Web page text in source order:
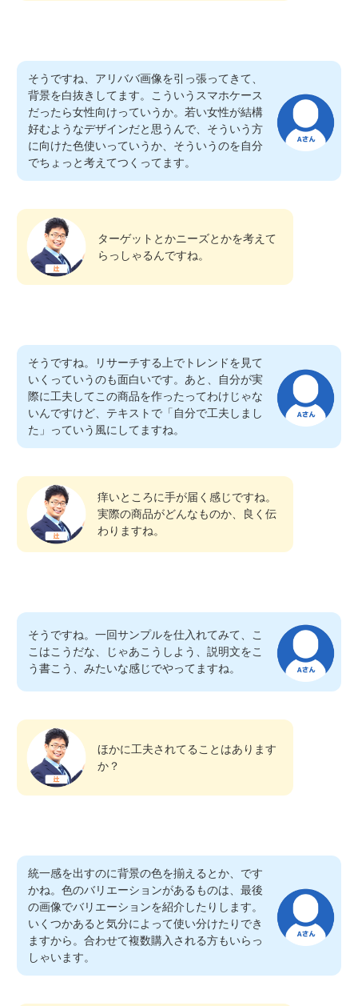
そうですね、アリババ画像を引っ張ってきて、
背景を白抜きしてます。こういうスマホケース
だったら女性向けっていうか。若い女性が結構
好むようなデザインだと思うんで、そういう方
に向けた色使いっていうか、そういうのを自分
でちょっと考えてつくってます。
ターゲットとかニーズとかを考えて
らっしゃるんですね。
そうですね。リサーチする上でトレンドを見て
いくっていうのも面白いです。あと、自分が実
際に工夫してこの商品を作ったってわけじゃな
いんですけど、テキストで「自分で工夫しまし
た」っていう風にしてますね。
痒いところに手が届く感じですね。
実際の商品がどんなものか、良く伝
わりますね。
そうですね。一回サンプルを仕入れてみて、こ
こはこうだな、じゃあこうしよう、説明文をこ
う書こう、みたいな感じでやってますね。
ほかに工夫されてることはあります
か？
統一感を出すのに背景の色を揃えるとか、です
かね。色のバリエーションがあるものは、最後
の画像でバリエーションを紹介したりします。
いくつかあると気分によって使い分けたりでき
ますから。合わせて複数購入される方もいらっ
しゃいます。